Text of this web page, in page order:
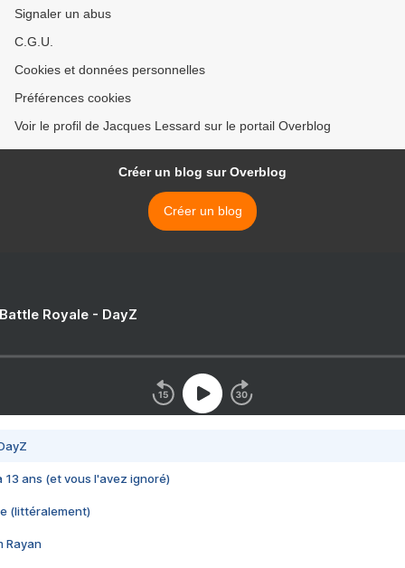
Signaler un abus
C.G.U.
Cookies et données personnelles
Préférences cookies
Voir le profil de Jacques Lessard sur le portail Overblog
Créer un blog sur Overblog
Créer un blog
Royale - DayZ
13 ans (et vous l'avez ignoré)
(littéralement)
Rayan